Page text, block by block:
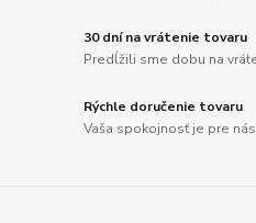
30 dní na vrátenie tovaru
Predĺžili sme dobu na
Rýchle doručenie tovaru
Vaša spokojnosť je pre